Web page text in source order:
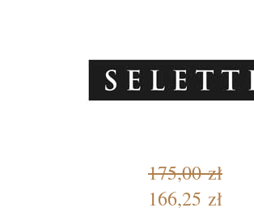
175,00 zł
166,25 zł